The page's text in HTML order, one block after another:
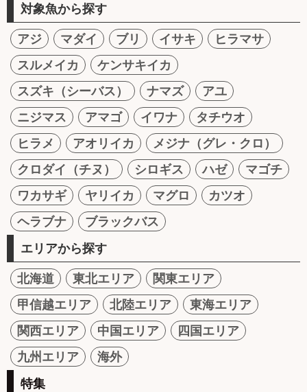
対象魚から探す
アジ マダイ ブリ イサキ
ヒラマサ
スルメイカ
ケンサキイカ
スズキ（シーバス）
ナマズ
アユ
ニジマス
アマゴ イワナ
タチウオ
ヒラメ
アオリイカ
メジナ（グレ・クロ）
クロダイ（チヌ）
シロギス ハゼ
マゴチ
ワカサギ
ヤリイカ マグロ
カツオ
ヘラブナ
ブラックバス
エリアから探す
北海道 東北エリア
関東エリア
甲信越エリア
北陸エリア
東海エリア
関西エリア
中国エリア
四国エリア
九州エリア
海外
特集